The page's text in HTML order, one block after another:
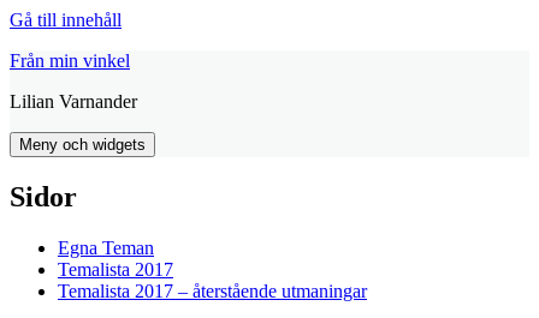
Gå till innehåll
Från min vinkel
Lilian Varnander
Meny och widgets
Sidor
Egna Teman
Temalista 2017
Temalista 2017 – återstående utmaningar